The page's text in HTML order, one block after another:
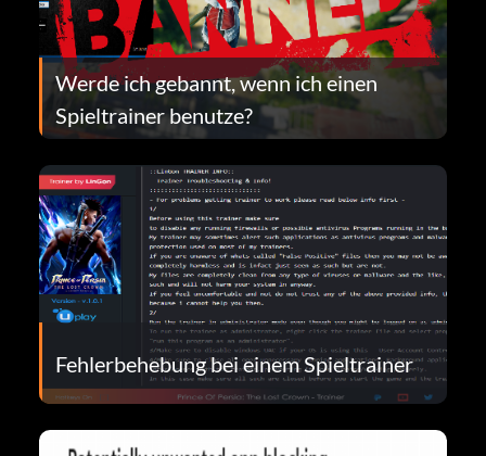
Werde ich gebannt, wenn ich einen
Spieltrainer benutze?
Fehlerbehebung bei einem Spieltrainer